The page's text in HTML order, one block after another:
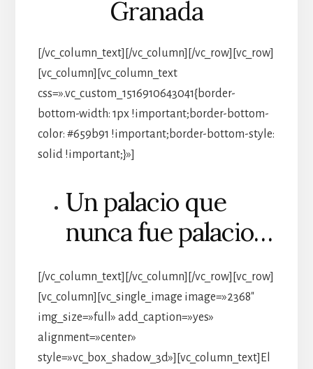
Granada
[/vc_column_text][/vc_column][/vc_row][vc_row]
[vc_column][vc_column_text
css=».vc_custom_1516910643041{border-
bottom-width: 1px !important;border-bottom-
color: #659b91 !important;border-bottom-style:
solid !important;}»]
Un palacio que
nunca fue palacio…
[/vc_column_text][/vc_column][/vc_row][vc_row]
[vc_column][vc_single_image image=»2368″
img_size=»full» add_caption=»yes»
alignment=»center»
style=»vc_box_shadow_3d»][vc_column_text]El